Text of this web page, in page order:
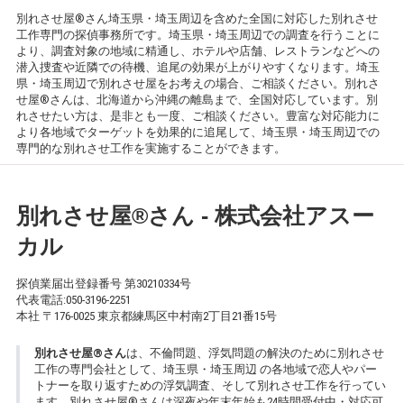
別れさせ屋®さん埼玉県・埼玉周辺を含めた全国に対応した別れさせ
工作専門の探偵事務所です。埼玉県・埼玉周辺での調査を行うことに
より、調査対象の地域に精通し、ホテルや店舗、レストランなどへの
潜入捜査や近隣での待機、追尾の効果が上がりやすくなります。埼玉
県・埼玉周辺で別れさせ屋をお考えの場合、ご相談ください。別れさ
せ屋®さんは、北海道から沖縄の離島まで、全国対応しています。別
れさせたい方は、是非とも一度、ご相談ください。豊富な対応能力に
より各地域でターゲットを効果的に追尾して、埼玉県・埼玉周辺での
専門的な別れさせ工作を実施することができます。
別れさせ屋®さん - 株式会社アスー
カル
探偵業届出登録番号 第30210334号
代表電話:050-3196-2251
本社 〒176-0025 東京都練馬区中村南2丁目21番15号
別れさせ屋®さんは、不倫問題、浮気問題の解決のために別れさせ
工作の専門会社として、埼玉県・埼玉周辺 の各地域で恋人やパー
トナーを取り返すための浮気調査、そして別れさせ工作を行ってい